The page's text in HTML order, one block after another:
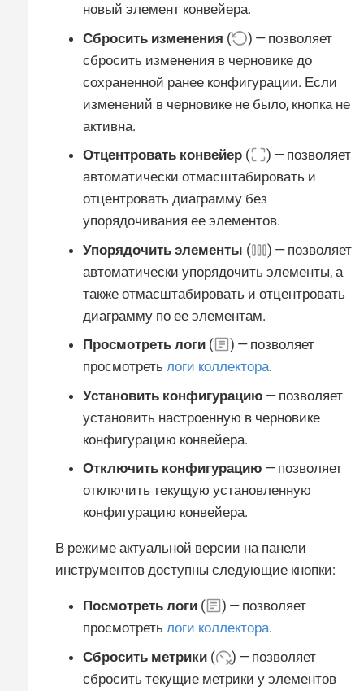
новый элемент конвейера.
Сбросить изменения (
) — позволяет
сбросить изменения в черновике до
сохраненной ранее конфигурации. Если
изменений в черновике не было, кнопка не
активна.
Отцентровать конвейер (
) — позволяет
автоматически отмасштабировать и
отцентровать диаграмму без
упорядочивания ее элементов.
Упорядочить элементы (
) — позволяет
автоматически упорядочить элементы, а
также отмасштабировать и отцентровать
диаграмму по ее элементам.
Просмотреть логи (
) — позволяет
просмотреть логи коллектора.
Установить конфигурацию — позволяет
установить настроенную в черновике
конфигурацию конвейера.
Отключить конфигурацию — позволяет
отключить текущую установленную
конфигурацию конвейера.
В режиме актуальной версии на панели
инструментов доступны следующие кнопки:
Посмотреть логи (
) — позволяет
просмотреть логи коллектора.
Сбросить метрики (
) — позволяет
сбросить текущие метрики у элементов